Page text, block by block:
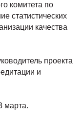
комитета по
статистических
качества
проекта
и
марта.